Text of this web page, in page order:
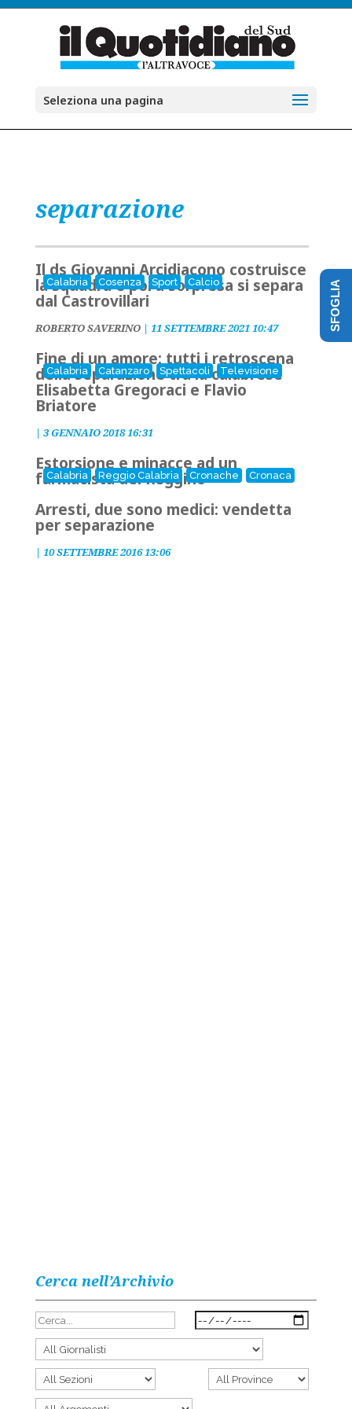
Seleziona una pagina
separazione
Calabria Cosenza Sport Calcio
Il ds Giovanni Arcidiacono costruisce
la squadra e poi a sorpresa si separa
dal Castrovillari
ROBERTO SAVERINO| 11 SETTEMBRE 2021 10:47
Calabria Catanzaro Spettacoli Televisione
Fine di un amore: tutti i retroscena
della separazione tra la calabrese
Elisabetta Gregoraci e Flavio
Briatore
| 3 GENNAIO 2018 16:31
Calabria Reggio Calabria Cronache Cronaca
Estorsione e minacce ad un
farmacista del Reggino
Arresti, due sono medici: vendetta
per separazione
| 10 SETTEMBRE 2016 13:06
Cerca nell’Archivio
SFOGLIA